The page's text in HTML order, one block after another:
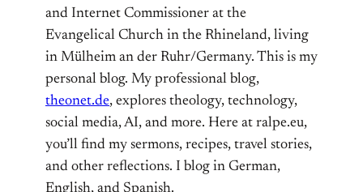
and Internet Commissioner at the
Evangelical Church in the Rhineland, living
in Mülheim an der Ruhr/Germany. This is my
personal blog. My professional blog,
theonet.de, explores theology, technology,
social media, AI, and more. Here at ralpe.eu,
you’ll find my sermons, recipes, travel stories,
and other reflections. I blog in German,
English, and Spanish.